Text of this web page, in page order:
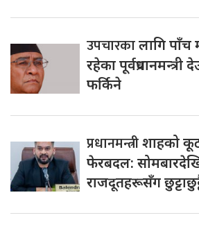
उपचारकालागि पाँच
रहेका
फर्किने
प्रधानमन्त्रीशाहको
फेरबदल: सोमबारदेखि
राजदूतहरूसँग